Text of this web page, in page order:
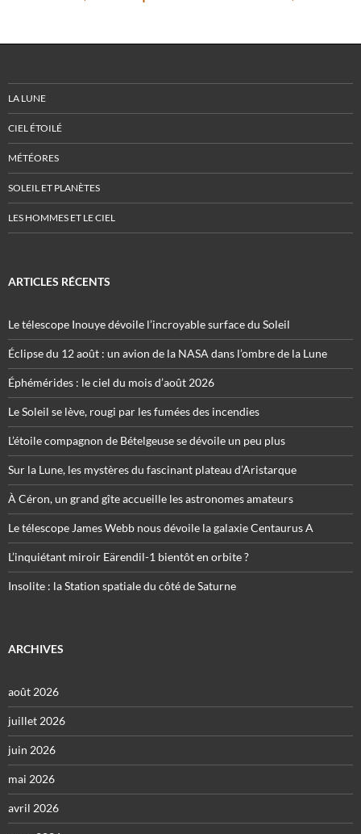
LA LUNE
CIEL ÉTOILÉ
MÉTÉORES
SOLEIL ET PLANÈTES
LES HOMMES ET LE CIEL
ARTICLES RÉCENTS
Le télescope Inouye dévoile l’incroyable surface du Soleil
Éclipse du 12 août : un avion de la NASA dans l’ombre de la Lune
Éphémérides : le ciel du mois d’août 2026
Le Soleil se lève, rougi par les fumées des incendies
L’étoile compagnon de Bételgeuse se dévoile un peu plus
Sur la Lune, les mystères du fascinant plateau d’Aristarque
À Céron, un grand gîte accueille les astronomes amateurs
Le télescope James Webb nous dévoile la galaxie Centaurus A
L’inquiétant miroir Eärendil-1 bientôt en orbite ?
Insolite : la Station spatiale du côté de Saturne
ARCHIVES
août 2026
juillet 2026
juin 2026
mai 2026
avril 2026